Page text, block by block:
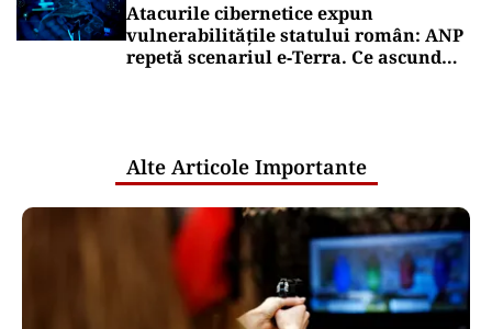
Atacurile cibernetice expun
vulnerabilitățile statului român: ANP
repetă scenariul e‑Terra. Ce ascund
Alte Articole Importante